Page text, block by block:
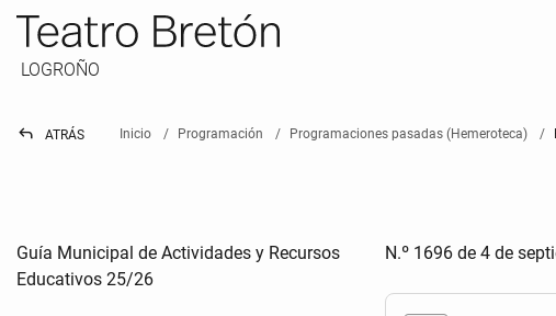
LOGROÑO
reply ATRÁS Inicio Programación Programaciones pasadas (Hemeroteca)
Guía Municipal de Actividades y Recursos
Educativos 25/26
N.º 1696 de 4 de